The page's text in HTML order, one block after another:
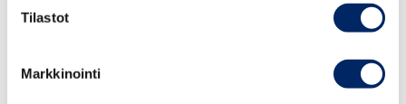
Tilastot
Markkinointi